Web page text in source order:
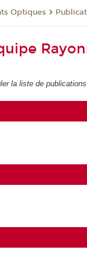
Optiques
la liste de publications